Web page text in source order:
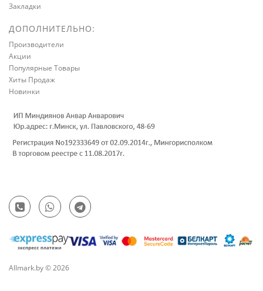
Закладки
ДОПОЛНИТЕЛЬНО:
Производители
Акции
Популярные Товары
Хиты Продаж
Новинки
Allmark.by © 2026